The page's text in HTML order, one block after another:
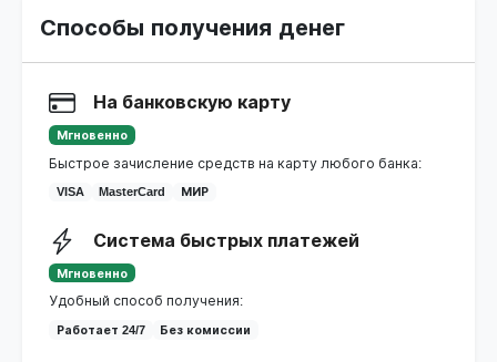
Способы получения денег
На банковскую карту
Мгновенно
Быстрое зачисление средств на карту любого банка:
VISA MasterCard МИР
Система быстрых платежей
Мгновенно
Удобный способ получения:
Работает 24/7 Без комиссии